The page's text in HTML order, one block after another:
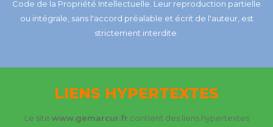
Code de la Propriété Intellectuelle. Leur reproduction partielle
ou intégrale, sans l'accord préalable et écrit de l'auteur, est
strictement interdite.
LIENS HYPERTEXTES
Le site www.gemarcur.fr contient des liens hypertextes